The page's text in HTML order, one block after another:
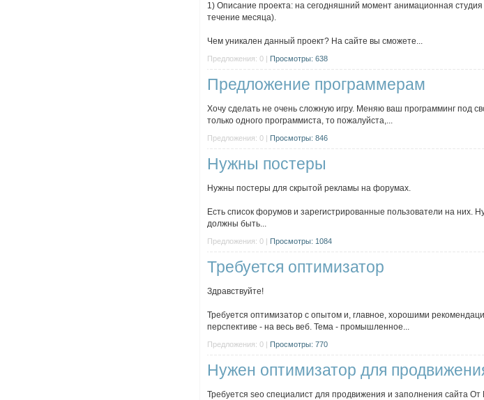
1) Описание проекта: на сегодняшний момент анимационная
течение месяца).
Чем уникален данный проект? На сайте вы сможете...
Предложения: 0 | Просмотры: 638
Предложение программерам
Хочу сделать не очень сложную игру. Меняю ваш программинг под
только одного программиста, то пожалуйста,...
Предложения: 0 | Просмотры: 846
Нужны постеры
Нужны постеры для скрытой рекламы на форумах.
Есть список форумов и зарегистрированные пользователи на
должны быть...
Предложения: 0 | Просмотры: 1084
Требуется оптимизатор
Здравствуйте!
Требуется оптимизатор с опытом и, главное, хорошими
перспективе - на весь веб. Тема - промышленное...
Предложения: 0 | Просмотры: 770
Нужен оптимизатор для
Требуется seo специалист для продвижения и заполнения сайта